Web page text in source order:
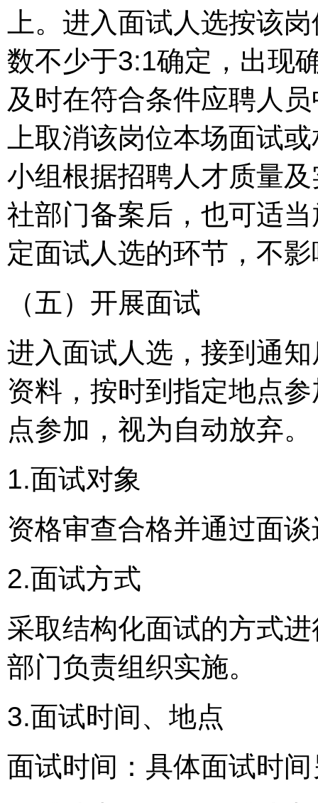
上。进入面试人选按该
数不少于3:1确定，出现
及时在符合条件应聘人
上取消该岗位本场面试
小组根据招聘人才质量
社部门备案后，也可适
定面试人选的环节，不
（五）开展面试
进入面试人选，接到通
资料，按时到指定地点
点参加，视为自动放弃。
1.面试对象
资格审查合格并通过面
2.面试方式
采取结构化面试的方式
部门负责组织实施。
3.面试时间、地点
面试时间：具体面试时